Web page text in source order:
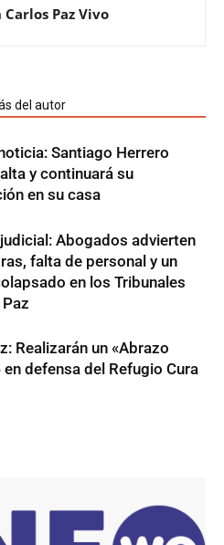
Paz Vivo
del autor
Santiago Herrero
y continuará su
en su casa
Abogados advierten
falta de personal y un
en los Tribunales
Realizarán un «Abrazo
defensa del Refugio Cura